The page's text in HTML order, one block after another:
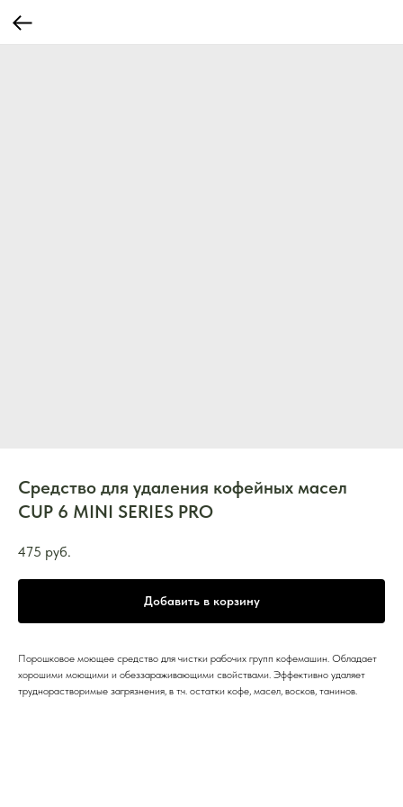
Средство для удаления кофейных масел
CUP 6 MINI SERIES PRO
475 руб.
Добавить в корзину
Порошковое моющее средство для чистки рабочих групп кофемашин. Обладает
хорошими моющими и обеззараживающими свойствами. Эффективно удаляет
труднорастворимые загрязнения, в т.ч. остатки кофе, масел, восков, танинов.